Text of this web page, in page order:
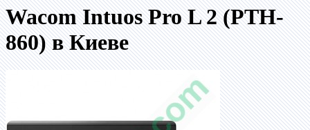
Wacom Intuos Pro L 2 (PTH-
860) в Киеве